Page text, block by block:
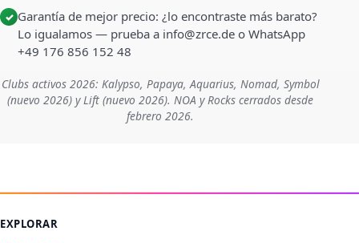
✓ Garantía de mejor precio: ¿lo encontraste más barato?
Lo igualamos — prueba a info@zrce.de o WhatsApp
+49 176 856 152 48
Clubs activos 2026: Kalypso, Papaya, Aquarius, Nomad, Symbol
(nuevo 2026) y Lift (nuevo 2026). NOA y Rocks cerrados desde
febrero 2026.
EXPLORAR